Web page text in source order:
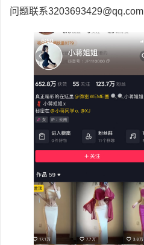
问题联系3203693429@qq.com